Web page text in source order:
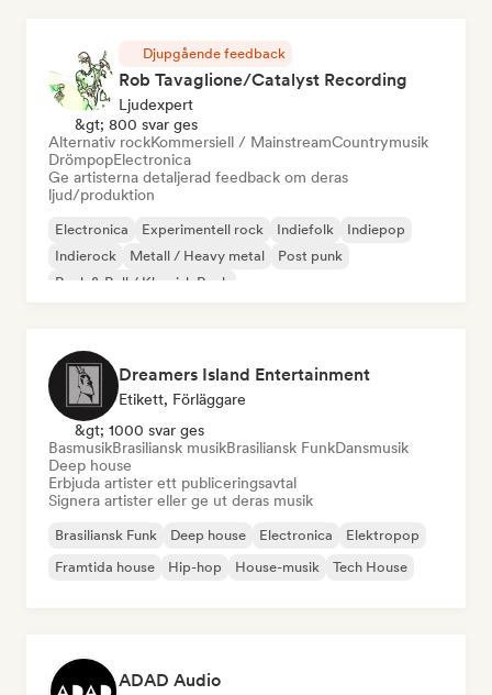
Djupgående feedback
Rob Tavaglione/Catalyst Recording
Ljudexpert
&gt; 800 svar ges
Alternativ rockKommersiell / MainstreamCountrymusik
DrömpopElectronica
Ge artisterna detaljerad feedback om deras
ljud/produktion
Electronica Experimentell rock Indiefolk
Indiepop
Indierock
Metall / Heavy metal
Post punk
Rock & Roll / Klassisk Rock
Dreamers Island Entertainment
Etikett, Förläggare
&gt; 1000 svar ges
BasmusikBrasiliansk musikBrasiliansk FunkDansmusik
Deep house
Erbjuda artister ett publiceringsavtal
Signera artister eller ge ut deras musik
Brasiliansk Funk Deep house Electronica
Elektropop
Framtida house
Hip-hop House-musik Tech House
ADAD Audio